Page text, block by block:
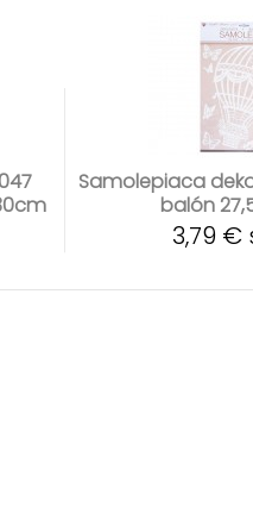
Samolepiaca
balón
3,79 €